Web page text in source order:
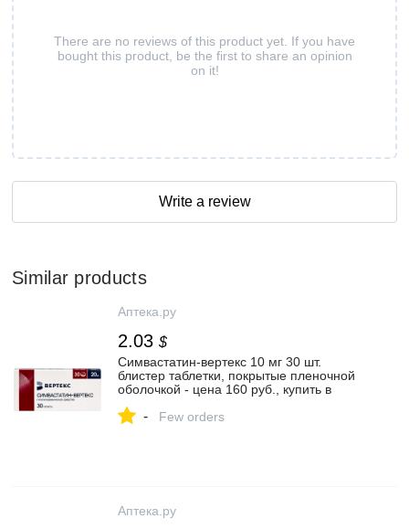
There are no reviews of this product yet. If you have
bought this product, be the first to share an opinion
on it!
Write a review
Similar products
Аптека.ру
2.03 $
Симвастатин-вертекс 10 мг 30 шт.
блистер таблетки, покрытые пленочной
оболочкой - цена 160 руб., купить в
вертекс 10 мг 30 шт. блистер таблетки,
- Few orders
Аптека.ру